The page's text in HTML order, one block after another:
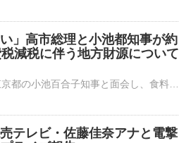
」高市総理と小池都知事が約
減税に伴う地方財源について
テレビ・佐藤佳奈アナと電撃